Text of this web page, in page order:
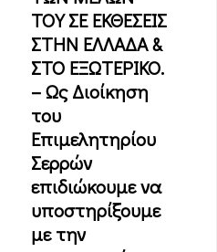
ΤΟΥ ΣΕ ΕΚΘΕΣΕΙΣ
ΣΤΗΝ ΕΛΛΑΔΑ &
ΣΤΟ ΕΞΩΤΕΡΙΚΟ.
– Ως Διοίκηση
του
Επιμελητηρίου
Σερρών
επιδιώκουμε να
υποστηρίξουμε
με την